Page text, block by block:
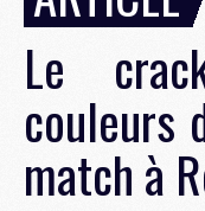
Le
couleurs
match à